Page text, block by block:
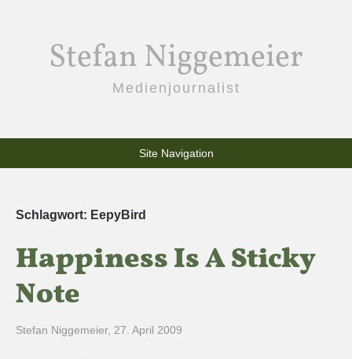
Stefan Niggemeier
Medienjournalist
Site Navigation
Schlagwort: EepyBird
Happiness Is A Sticky
Note
Stefan Niggemeier, 27. April 2009